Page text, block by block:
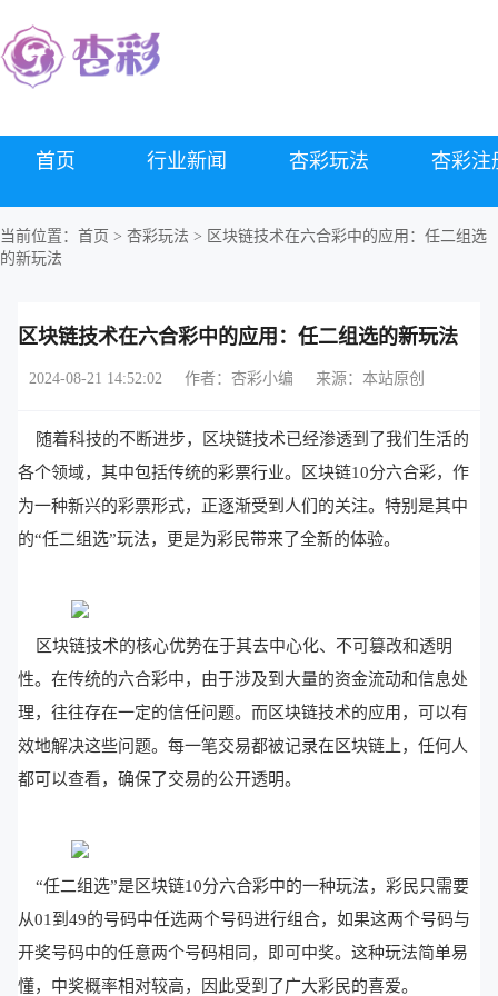
首页 行业新闻 杏彩玩法 杏彩注
当前位置： 首页 > 杏彩玩法 > 区块链技术在六合彩中的应用：任二组选
的新玩法
区块链技术在六合彩中的应用：任二组选的新玩法
2024-08-21 14:52:02 作者：杏彩小编 来源：本站原创
随着科技的不断进步，区块链技术已经渗透到了我们生活的
各个领域，其中包括传统的彩票行业。区块链10分六合彩，作
为一种新兴的彩票形式，正逐渐受到人们的关注。特别是其中
的“任二组选”玩法，更是为彩民带来了全新的体验。
区块链技术的核心优势在于其去中心化、不可篡改和透明
性。在传统的六合彩中，由于涉及到大量的资金流动和信息处
理，往往存在一定的信任问题。而区块链技术的应用，可以有
效地解决这些问题。每一笔交易都被记录在区块链上，任何人
都可以查看，确保了交易的公开透明。
“任二组选”是区块链10分六合彩中的一种玩法，彩民只需要
从01到49的号码中任选两个号码进行组合，如果这两个号码与
开奖号码中的任意两个号码相同，即可中奖。这种玩法简单易
懂，中奖概率相对较高，因此受到了广大彩民的喜爱。